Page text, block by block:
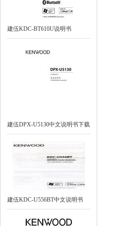
建伍KDC-BT610U说明书
建伍DPX-U5130中文说明书下载
建伍KDC-U556BT中文说明书